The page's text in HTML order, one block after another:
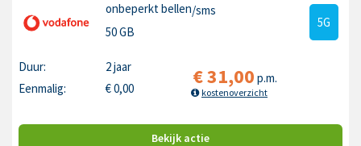
onbeperkt bellen/sms
50 GB
5G
Duur:
2 jaar
Eenmalig:
€0,00 €31,00 p.m.
kostenoverzicht
Bekijk actie